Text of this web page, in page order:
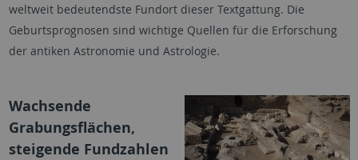
weltweit bedeutendste Fundort dieser Textgattung. Die
Geburtsprognosen sind wichtige Quellen für die Erforschung
der antiken Astronomie und Astrologie.
Wachsende
Grabungsflächen,
steigende Fundzahlen